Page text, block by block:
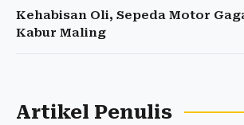
Kehabisan Oli, Sepeda Motor
Kabur Maling
Artikel Penulis